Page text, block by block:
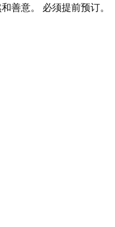
善意。 必须提前预订。
解它们的获救故事的游客
时了解保护区关爱和改
中融合创意、道德生活